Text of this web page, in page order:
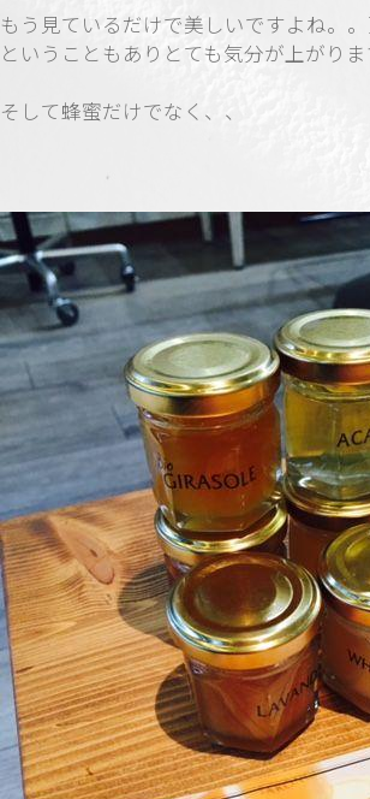
もう見ているだけで美しいですよね。
ということもありとても気分が上がりま
そして蜂蜜だけでなく、、